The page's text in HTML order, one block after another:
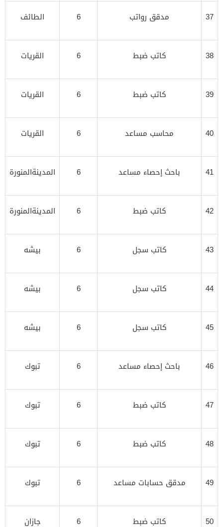
37 مدقق رواتب 6 الطائف
38 كاتب ضبط 6 القريات
39 كاتب ضبط 6 القريات
40 محاسب مساعد 6 القريات
41 باحث إحصاء مساعد 6 المدينةالمنورة
42 كاتب ضبط 6 المدينةالمنورة
43 كاتب سجل 6 بيشه
44 كاتب سجل 6 بيشه
45 كاتب سجل 6 بيشه
46 باحث إحصاء مساعد 6 تبوك
47 كاتب ضبط 6 تبوك
48 كاتب ضبط 6 تبوك
49 مدقق حسابات مساعد 6 تبوك
50 كاتب ضبط 6 جازان